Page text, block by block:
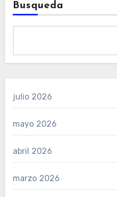
Busqueda
julio 2026
mayo 2026
abril 2026
marzo 2026